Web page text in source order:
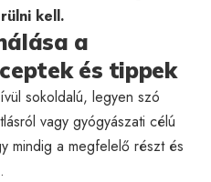
kell.
a
és tippek
sokoldalú, legyen szó
vagy gyógyászati célú
mindig a megfelelő részt és